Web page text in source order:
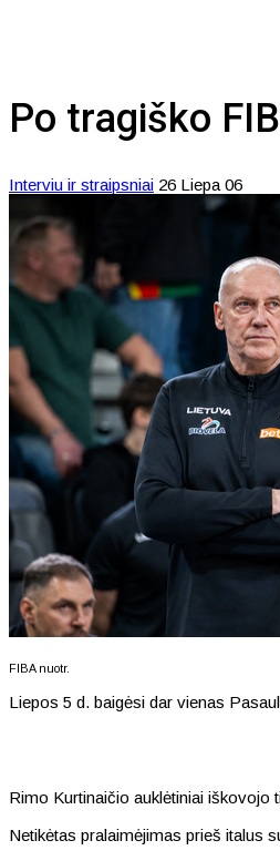
Po tragiško
Interviu ir straipsniai 26 Liepa 06
FIBA nuotr.
Liepos 5 d. baigėsi dar vienas
Rimo Kurtinaičio auklėtiniai iškovojo
Netikėtas pralaimėjimas prieš italus